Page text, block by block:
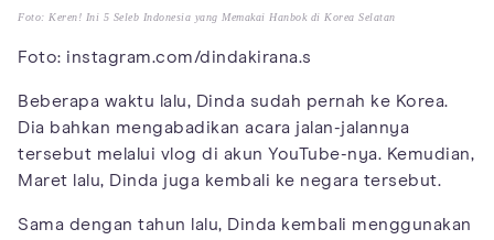
Foto: Keren! Ini 5 Seleb Indonesia yang Memakai Hanbok di Korea Selatan
Foto: instagram.com/dindakirana.s
Beberapa waktu lalu, Dinda sudah pernah ke Korea.
Dia bahkan mengabadikan acara jalan-jalannya
tersebut melalui vlog di akun YouTube-nya. Kemudian,
Maret lalu, Dinda juga kembali ke negara tersebut.
Sama dengan tahun lalu, Dinda kembali menggunakan